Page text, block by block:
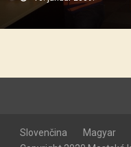
Slovenčina
Magyar